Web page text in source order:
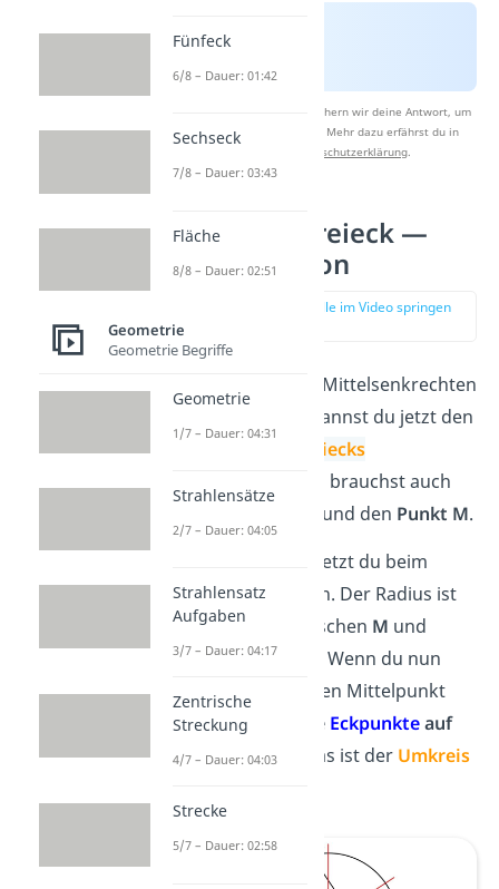
Nach Beantwortung speichern wir deine Antwort, um
Studyflix zu verbessern. Mehr dazu erfährst du in
Datenschutzerklärung.
Umkreis Dreieck —
Konstruktion
zur Stelle im Video springen
Nachdem du die Mittelsenkrechten
bestimmt hast, kannst du jetzt den
Umkreis des Dreiecks
. Du brauchst auch
und den Punkt M.
Die Zirkelspitze setzt du beim
Mittelpunkt M
an. Der Radius ist
derAbstand zwischen M und
demEckpunkt A
. Wenn du nun
einen Kreis um den Mittelpunkt
ziehst, liegen
alle Eckpunkteauf
der Kreislinie
. Das ist der Umkreis
Fünfeck
6/8 – Dauer: 01:42
Sechseck
7/8 – Dauer: 03:43
Fläche
8/8 – Dauer: 02:51
Geometrie
Geometrie Begriffe
Geometrie
1/7 – Dauer: 04:31
Strahlensätze
2/7 – Dauer: 04:05
Strahlensatz
Aufgaben
3/7 – Dauer: 04:17
Zentrische
Streckung
4/7 – Dauer: 04:03
Strecke
5/7 – Dauer: 02:58